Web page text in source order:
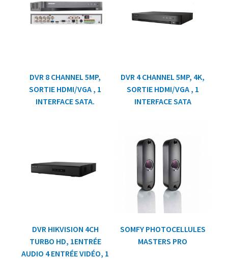
DVR 8 CHANNEL 5MP,
SORTIE HDMI/VGA , 1
INTERFACE SATA.
DVR 4 CHANNEL 5MP, 4K,
SORTIE HDMI/VGA , 1
INTERFACE SATA
DVR HIKVISION 4CH
TURBO HD, 1ENTRÉE
AUDIO 4 ENTRÉE VIDÉO, 1
SOMFY PHOTOCELLULES
MASTERS PRO